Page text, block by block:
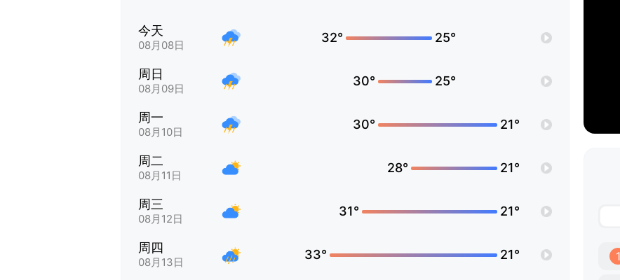
今天
08月08日
32° 25°
周日
08月09日
30° 25°
周一
08月10日
30° 21°
周二
08月11日
28° 21°
周三
08月12日
31° 21°
周四
08月13日
33° 21° 1